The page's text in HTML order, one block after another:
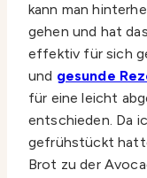
kann man
gehen und hat
effektiv für sich
und gesunde
für eine leicht
entschieden. Da
gefrühstückt
Brot zu der